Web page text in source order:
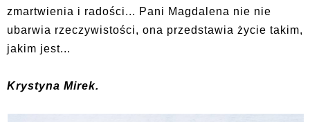
zmartwienia i radości... Pani Magdalena nie nie
ubarwia rzeczywistości, ona przedstawia życie takim,
jakim jest...
Krystyna Mirek.